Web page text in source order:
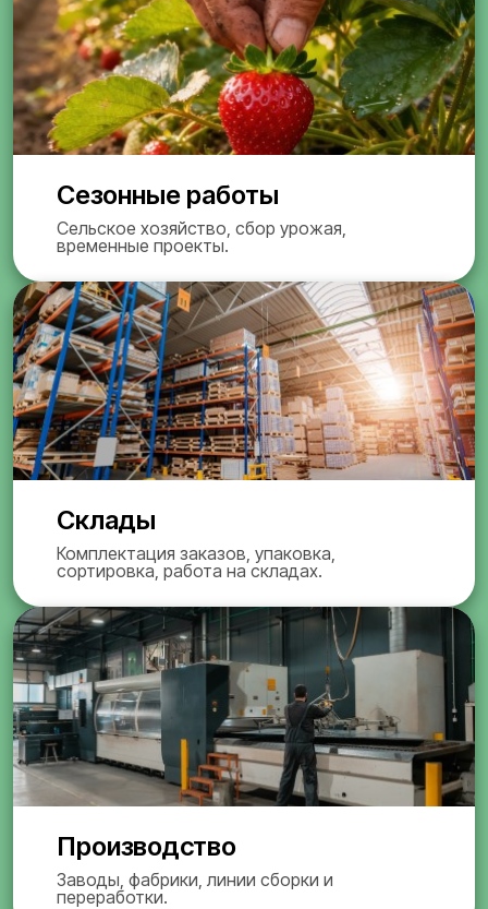
Сезонные работы
Сельское хозяйство, сбор урожая,
временные проекты.
Склады
Комплектация заказов, упаковка,
сортировка, работа на складах.
Производство
Заводы, фабрики, линии сборки и
переработки.